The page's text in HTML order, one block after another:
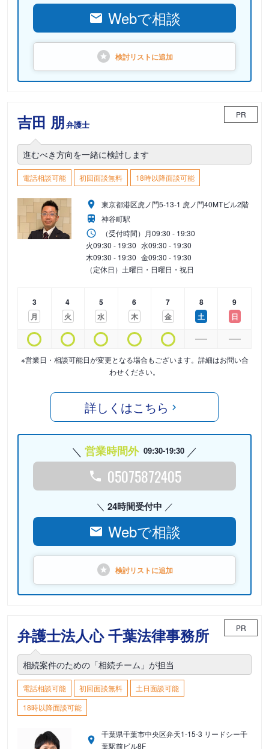
Webで相談
検討リストに追加
吉田 朋弁護士
PR
進むべき方向を一緒に検討します
電話相談可能 初回面談無料 18時以降面談可能
東京都港区虎ノ門5-13-1 虎ノ門40MTビル2階
神谷町駅
（受付時間） 月09:30 - 19:30
火09:30 - 19:30 水09:30 - 19:30
木09:30 - 19:30 金09:30 - 19:30
（定休日）土曜日・日曜日・祝日
3
月
4
火
5
水
6
木
7
金
8
土
9
日
※営業日・相談可能日が変更となる場合もございます。詳細はお問い合
わせください。
詳しくはこちら
営業時間外 09:30-19:30
05075872405
24時間受付中
Webで相談
検討リストに追加
弁護士法人心 千葉法律事務所 PR
相続案件のための「相続チーム」が担当
電話相談可能 初回面談無料
土日面談可能
18時以降面談可能
千葉県千葉市中央区弁天1-15-3 リードシー千
葉駅前ビル8F